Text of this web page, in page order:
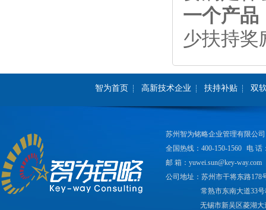
一个产品
少扶持奖
智为首页 高新技术企业 扶持补贴 双
苏州智为铭略企业管理有限公司
全国热线：400-150-1560 电 话
邮 箱：yuwei.sun@key-way.com
公司地址：苏州市干将东路178
常熟市东南大道33
无锡市新吴区菱湖大